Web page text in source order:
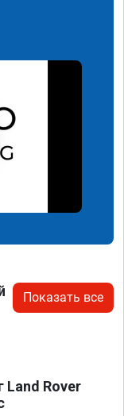
Показать все
Land Rover